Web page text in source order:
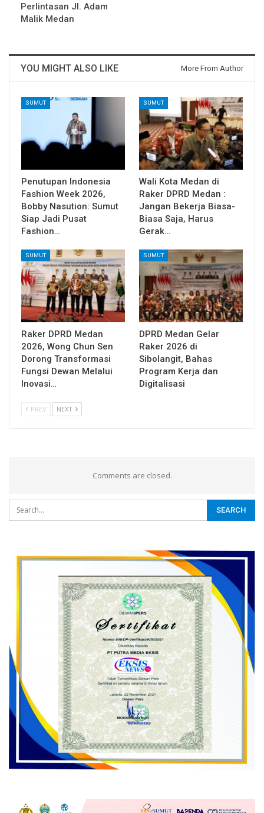
Perlintasan Jl. Adam
Malik Medan
YOU MIGHT ALSO LIKE More From Author
SUMUT
Penutupan Indonesia
Fashion Week 2026,
Bobby Nasution: Sumut
Siap Jadi Pusat
Fashion…
SUMUT
Wali Kota Medan di
Raker DPRD Medan :
Jangan Bekerja Biasa-
Biasa Saja, Harus
Gerak…
SUMUT
Raker DPRD Medan
2026, Wong Chun Sen
Dorong Transformasi
Fungsi Dewan Melalui
Inovasi…
SUMUT
DPRD Medan Gelar
Raker 2026 di
Sibolangit, Bahas
Program Kerja dan
Digitalisasi
PREV NEXT
Comments are closed.